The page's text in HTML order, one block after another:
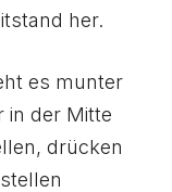
her.
es munter
in der Mitte
drücken